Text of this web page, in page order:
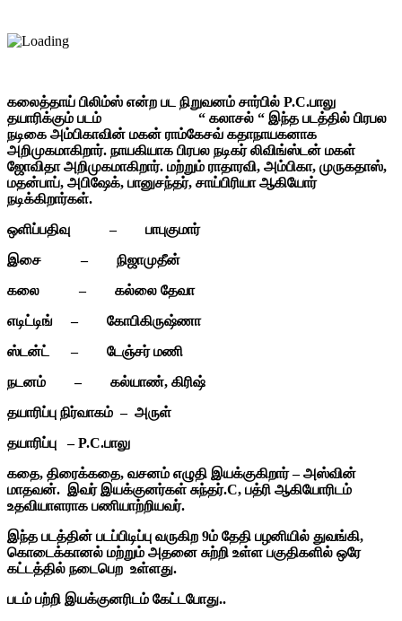
கலைத்தாய் பிலிம்ஸ் என்ற பட நிறுவனம் சார்பில் P.C.பாலு
தயாரிக்கும் படம் “ கலாசல் “ இந்த படத்தில் பிரபல
நடிகை அம்பிகாவின் மகன் ராம்கேசவ் கதாநாயகனாக
அறிமுகமாகிறார். நாயகியாக பிரபல நடிகர் லிவிங்ஸ்டன் மகள்
ஜோவிதா அறிமுகமாகிறார். மற்றும் ராதாரவி, அம்பிகா, முருகதாஸ்,
மதன்பாப், அபிஷேக், பானுசந்தர், சாய்பிரியா ஆகியோர்
நடிக்கிறார்கள்.
ஒளிப்பதிவு – பாபுகுமார்
இசை – நிஜாமுதீன்
கலை – கல்லை தேவா
எடிட்டிங் – கோபிகிருஷ்ணா
ஸ்டன்ட் – டேஞ்சர் மணி
நடனம் – கல்யாண், கிரிஷ்
தயாரிப்பு நிர்வாகம் – அருள்
தயாரிப்பு – P.C.பாலு
கதை, திரைக்கதை, வசனம் எழுதி இயக்குகிறார் – அஸ்வின்
மாதவன். இவர் இயக்குனர்கள் சுந்தர்.C, பத்ரி ஆகியோரிடம்
உதவியாளராக பணியாற்றியவர்.
இந்த படத்தின் படப்பிடிப்பு வருகிற 9ம் தேதி பழனியில் துவங்கி,
கொடைக்கானல் மற்றும் அதனை சுற்றி உள்ள பகுதிகளில் ஒரே
கட்டத்தில் நடைபெற உள்ளது.
படம் பற்றி இயக்குனரிடம் கேட்டபோது..